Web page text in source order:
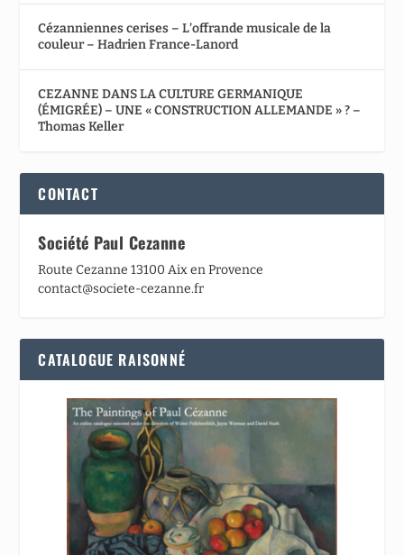
Cézanniennes cerises – L’offrande musicale de la
couleur – Hadrien France-Lanord
CEZANNE DANS LA CULTURE GERMANIQUE
(ÉMIGRÉE) – UNE « CONSTRUCTION ALLEMANDE » ? –
Thomas Keller
CONTACT
Société Paul Cezanne
Route Cezanne 13100 Aix en Provence
contact@societe-cezanne.fr
CATALOGUE RAISONNÉ